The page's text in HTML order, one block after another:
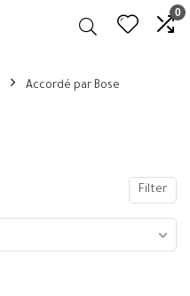
0
Accordé par Bose
Filter